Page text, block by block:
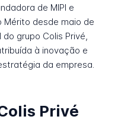
de MIPI e
Mérito desde maio de
grupo Colis Privé,
à inovação e
da empresa.
Privé